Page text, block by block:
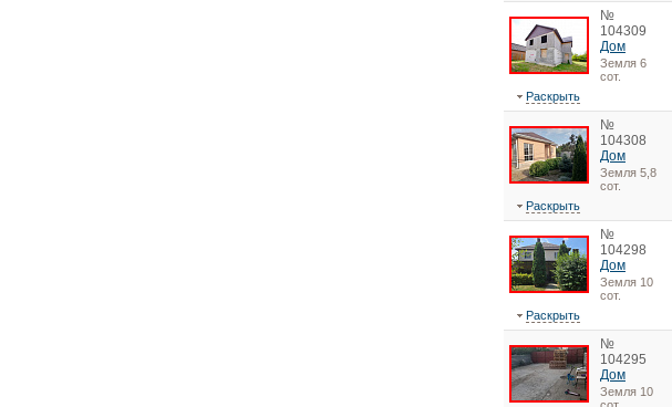
№
104309
Дом
Земля 6
сот.
Раскрыть
№
104308
Дом
Земля 5,8
сот.
Раскрыть
№
104298
Дом
Земля 10
сот.
Раскрыть
№
104295
Дом
Земля 10